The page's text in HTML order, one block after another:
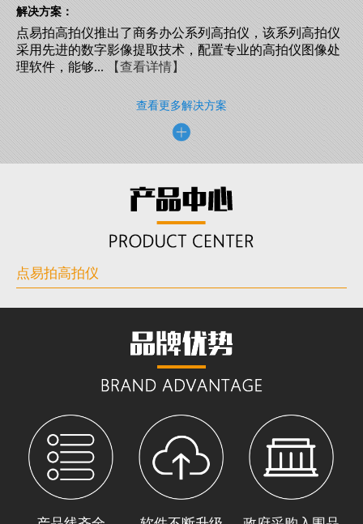
解决方案：
点易拍高拍仪推出了商务办公系列高拍仪，该系列高拍仪
采用先进的数字影像提取技术，配置专业的高拍仪图像处
理软件，能够...【查看详情】
查看更多解决方案
点易拍高拍仪